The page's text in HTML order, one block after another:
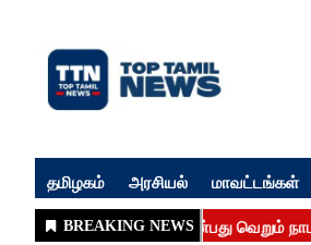
தமிழகம் அரசியல் மாவட்டங்கள்